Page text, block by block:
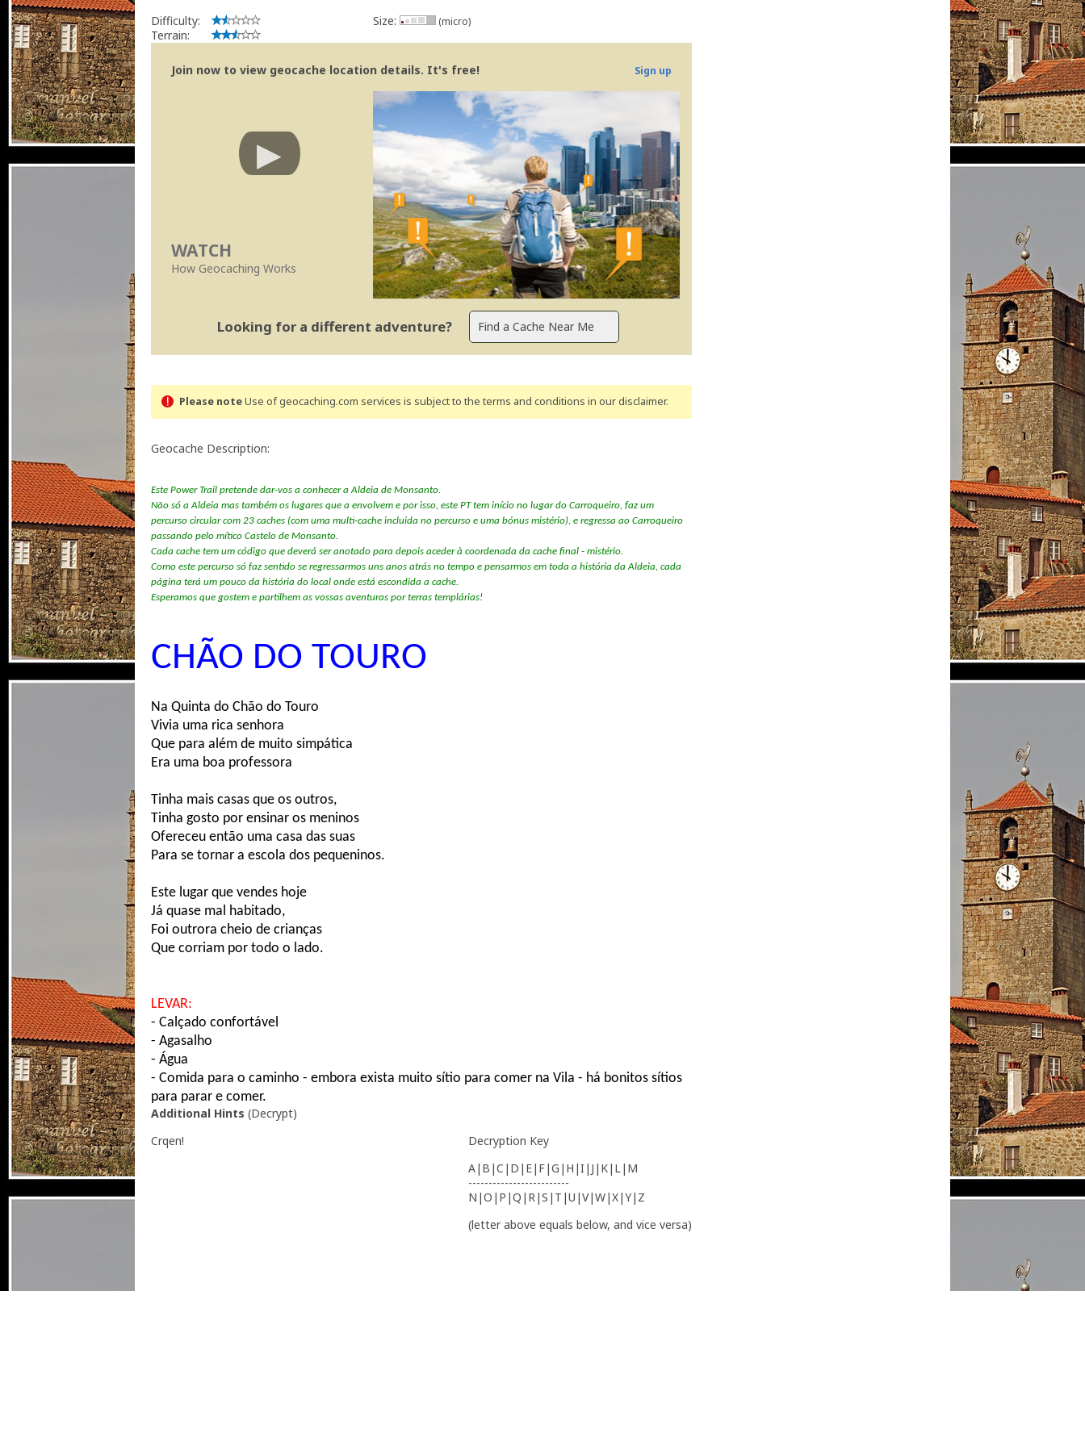
Community Volunteer Reviewer
Centro de Ajuda
Trabalhar com o Revisor/Revisões mais rápidas
Linhas Orientação
Políticas Regionais - Portugal
Difficulty:
Terrain:
Size: (micro)
Join now to view geocache location details. It's free! Sign up
WATCH
How Geocaching Works
Looking for a different adventure?
Please noteUse of geocaching.com services is subject to the terms and conditions in our disclaimer.
Geocache Description:
Este Power Trail pretende dar-vos a conhecer a Aldeia de Monsanto.
Não só a Aldeia mas também os lugares que a envolvem e por isso, este PT tem início no lugar do Carroqueiro, faz um
percurso circular com 23 caches (com uma multi-cache incluida no percurso e uma bónus mistério), e regressa ao Carroqueiro
passando pelo mítico Castelo de Monsanto.
Cada cache tem um código que deverá ser anotado para depois aceder à coordenada da cache final - mistério.
Como este percurso só faz sentido se regressarmos uns anos atrás no tempo e pensarmos em toda a história da Aldeia, cada
página terá um pouco da história do local onde está escondida a cache.
Esperamos que gostem e partilhem as vossas aventuras por terras templárias!
CHÃO DO TOURO
Na Quinta do Chão do Touro
Vivia uma rica senhora
Que para além de muito simpática
Era uma boa professora
Tinha mais casas que os outros,
Tinha gosto por ensinar os meninos
Ofereceu então uma casa das suas
Para se tornar a escola dos pequeninos.
Este lugar que vendes hoje
Já quase mal habitado,
Foi outrora cheio de crianças
Que corriam por todo o lado.
LEVAR:
- Calçado confortável
- Agasalho
- Água
- Comida para o caminho - embora exista muito sítio para comer na Vila - há bonitos sítios
para parar e comer.
Additional Hints (Decrypt)
Crqen!
Decryption Key
A|B|C|D|E|F|G|H|I|J|K|L|M
-------------------------
N|O|P|Q|R|S|T|U|V|W|X|Y|Z
(letter above equals below, and vice versa)